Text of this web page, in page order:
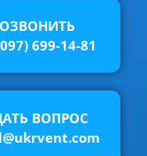
699-14-81
ВОПРОС